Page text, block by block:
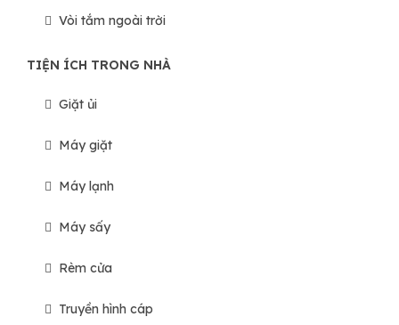
Vòi tắm ngoài trời
TIỆN ÍCH TRONG NHÀ
Giặt ủi
Máy giặt
Máy lạnh
Máy sấy
Rèm cửa
Truyền hình cáp